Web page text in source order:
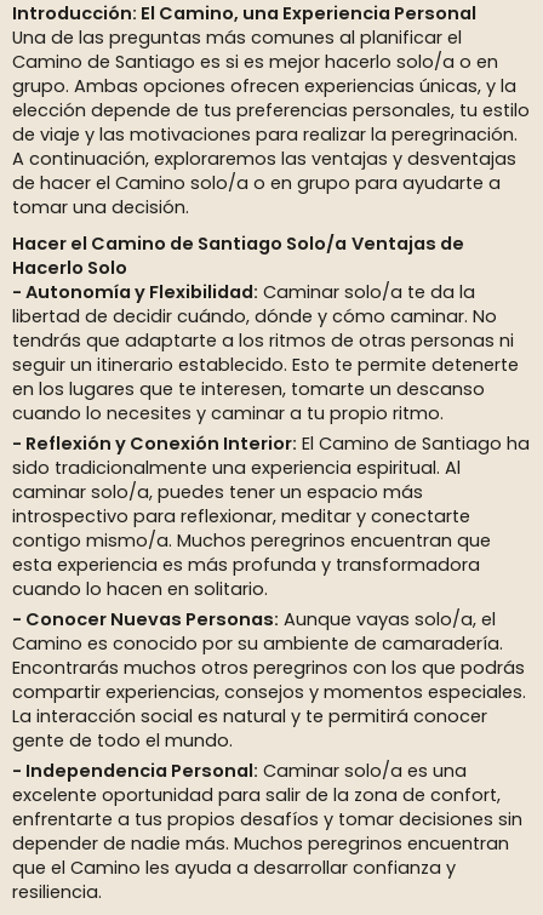
Introducción: El Camino, una Experiencia Personal
Una de las preguntas más comunes al planificar el
Camino de Santiago es si es mejor hacerlo solo/a o en
grupo. Ambas opciones ofrecen experiencias únicas, y la
elección depende de tus preferencias personales, tu estilo
de viaje y las motivaciones para realizar la peregrinación.
A continuación, exploraremos las ventajas y desventajas
de hacer el Camino solo/a o en grupo para ayudarte a
tomar una decisión.
Hacer el Camino de Santiago Solo/a Ventajas de
Hacerlo Solo
Autonomía y Flexibilidad: Caminar solo/a te da la
libertad de decidir cuándo, dónde y cómo caminar. No
tendrás que adaptarte a los ritmos de otras personas ni
seguir un itinerario establecido. Esto te permite detenerte
en los lugares que te interesen, tomarte un descanso
cuando lo necesites y caminar a tu propio ritmo.
Reflexión y Conexión Interior: El Camino de Santiago ha
sido tradicionalmente una experiencia espiritual. Al
caminar solo/a, puedes tener un espacio más
introspectivo para reflexionar, meditar y conectarte
contigo mismo/a. Muchos peregrinos encuentran que
esta experiencia es más profunda y transformadora
cuando lo hacen en solitario.
Conocer Nuevas Personas: Aunque vayas solo/a, el
Camino es conocido por su ambiente de camaradería.
Encontrarás muchos otros peregrinos con los que podrás
compartir experiencias, consejos y momentos especiales.
La interacción social es natural y te permitirá conocer
gente de todo el mundo.
Independencia Personal: Caminar solo/a es una
excelente oportunidad para salir de la zona de confort,
enfrentarte a tus propios desafíos y tomar decisiones sin
depender de nadie más. Muchos peregrinos encuentran
que el Camino les ayuda a desarrollar confianza y
resiliencia.